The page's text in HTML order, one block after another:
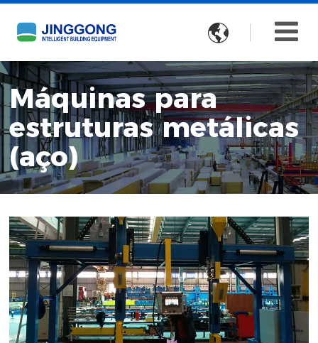

Máquinas para
estruturas metálicas
(aço)